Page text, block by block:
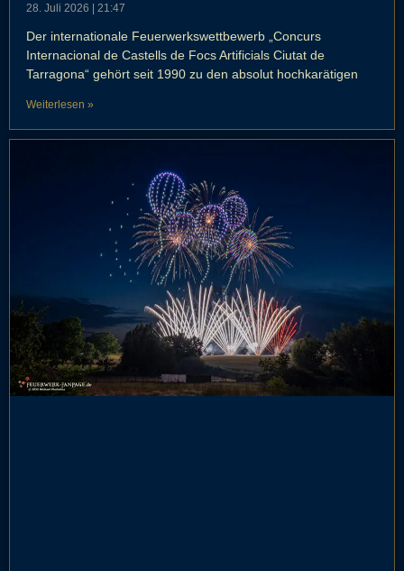
28. Juli 2026 21:47
Der internationale Feuerwerkswettbewerb „Concurs
Internacional de Castells de Focs Artificials Ciutat de
Tarragona“ gehört seit 1990 zu den absolut hochkarätigen
Weiterlesen »